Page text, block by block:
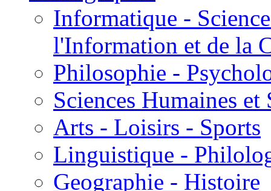
Informatique -
l'Information et de la
Philosophie -
Sciences Humaines et
Arts - Loisirs - Sports
Linguistique -
Geographie - Histoire